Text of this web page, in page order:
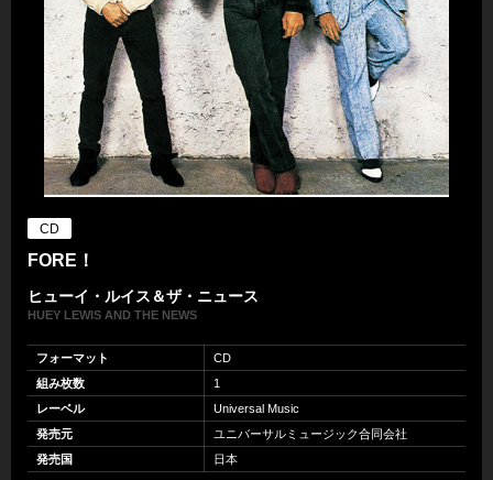
CD
FORE！
ヒューイ・ルイス＆ザ・ニュース
HUEY LEWIS AND THE NEWS
フォーマット
CD
組み枚数
1
レーベル
Universal Music
発売元
ユニバーサルミュージック合同会社
発売国
日本